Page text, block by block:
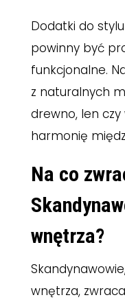
Dodatki do
powinny być
funkcjonalne.
z naturalnych
drewno, len czy
harmonię
Na co
wnętrza?
wnętrza,